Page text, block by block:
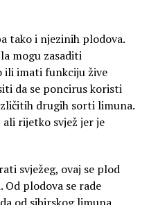
tako i njezinih plodova.
mogu zasaditi
ili imati funkciju žive
da se poncirus koristi
drugih sorti limuna.
rijetko svjež jer je
svježeg, ovaj se plod
plodova se rade